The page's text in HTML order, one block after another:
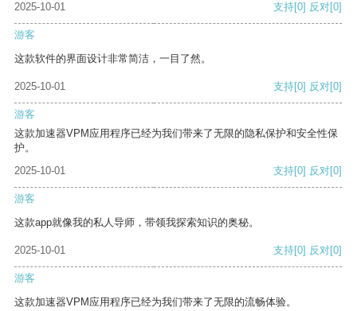
2025-10-01 支持[0] 反对[0]
游客
这款软件的界面设计非常简洁，一目了然。
2025-10-01 支持[0] 反对[0]
游客
这款加速器VPM应用程序已经为我们带来了无限的隐私保护和安全性保
护。
2025-10-01
支持[0] 反对[0]
游客
这款app就像我的私人导师，带领我探索知识的奥秘。
2025-10-01 支持[0] 反对[0]
游客
这款加速器VPM应用程序已经为我们带来了无限的流畅体验。